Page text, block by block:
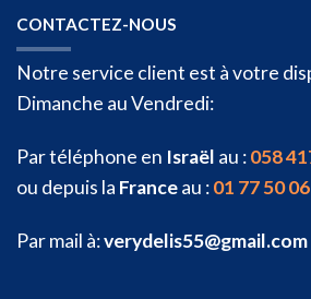
CONTACTEZ-NOUS
Notre service client est à votre
Dimanche au Vendredi:
Par téléphone en Israël au :058
ou depuis la Franceau :01 77 50
Par mail à:verydelis55@gmail.com